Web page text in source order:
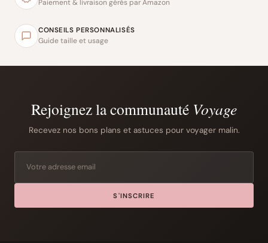
Paiement & livraison gérés par Amazon
CONSEILS PERSONNALISÉS
Guide taille et usage
Rejoignez la communauté Voyage
Recevez nos bons plans et astuces pour voyager malin.
S'INSCRIRE